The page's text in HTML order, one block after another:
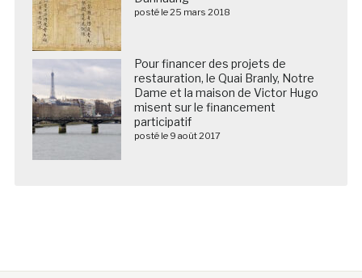
posté le 25 mars 2018
Pour financer des projets de
restauration, le Quai Branly, Notre
Dame et la maison de Victor Hugo
misent sur le financement
participatif
posté le 9 août 2017